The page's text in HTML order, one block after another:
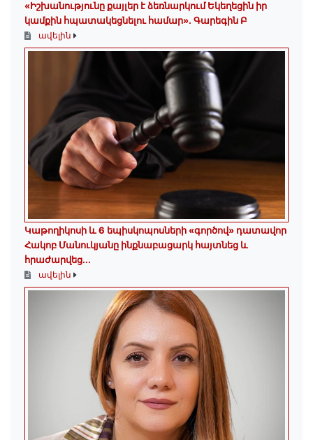
«Իշխանությունը քայլեր է ձեռնարկում Եկեղեցին իր
կամքին հպատակեցնելու համար»․ Գարեգին Բ
ավելին
️Կաթողիկոսի և 6 եպիսկոպոսների «գործով» դատավոր
Հակոբ Մանուկյանը ինքնաբացարկ հայտնեց և
հրաժարվեց...
ավելին